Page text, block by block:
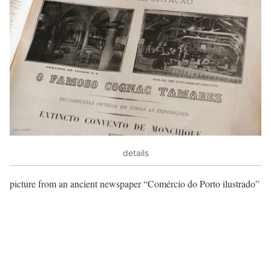
details
picture from an ancient newspaper “Comércio do Porto ilustrado”